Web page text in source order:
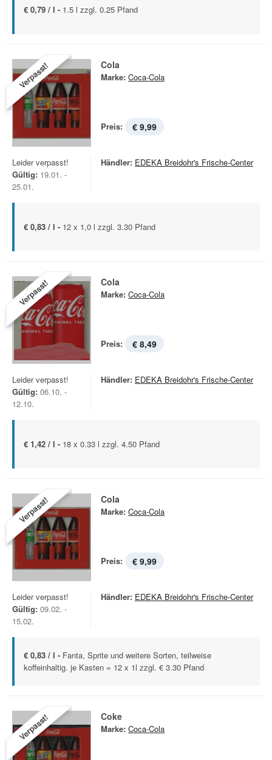
€ 0,79 / l - 1.5 l zzgl. 0.25 Pfand
Verpasst! Cola
Marke: Coca-Cola
Preis: € 9,99
Leider verpasst!
Gültig: 19.01. -
25.01.
Händler: EDEKA Breidohr's Frische-Center
€ 0,83 / l - 12 x 1,0 l zzgl. 3.30 Pfand
Verpasst! Cola
Marke: Coca-Cola
Preis: € 8,49
Leider verpasst!
Gültig: 06.10. -
12.10.
Händler: EDEKA Breidohr's Frische-Center
€ 1,42 / l - 18 x 0.33 l zzgl. 4.50 Pfand
Verpasst! Cola
Marke: Coca-Cola
Preis: € 9,99
Leider verpasst!
Gültig: 09.02. -
15.02.
Händler: EDEKA Breidohr's Frische-Center
€ 0,83 / l - Fanta, Sprite und weitere Sorten, teilweise
koffeinhaltig. je Kasten = 12 x 1l zzgl. € 3.30 Pfand
Verpasst! Coke
Marke: Coca-Cola